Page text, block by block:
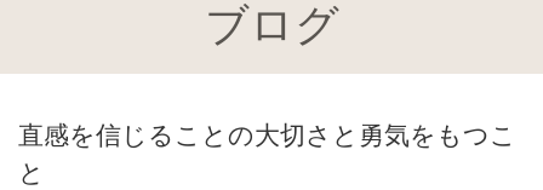
ブログ
直感を信じることの大切さと勇気をもつこ
と